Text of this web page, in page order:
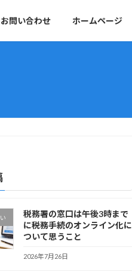
お問い合わせ ホームページ
税務署の窓口は午後3時まで
に――税務手続のオンライン化に
ついて思うこと
2026年7月26日